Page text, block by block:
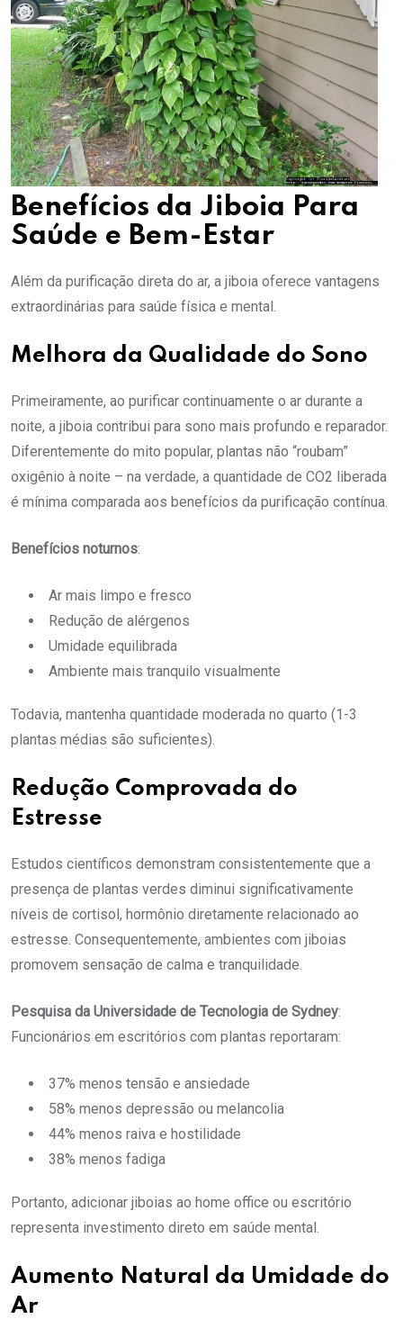
Benefícios da Jiboia Para
Saúde e Bem-Estar
Além da purificação direta do ar, a jiboia oferece vantagens
extraordinárias para saúde física e mental.
Melhora da Qualidade do Sono
Primeiramente, ao purificar continuamente o ar durante a
noite, a jiboia contribui para sono mais profundo e reparador.
Diferentemente do mito popular, plantas não “roubam”
oxigênio à noite – na verdade, a quantidade de CO2 liberada
é mínima comparada aos benefícios da purificação contínua.
Benefícios noturnos:
Ar mais limpo e fresco
Redução de alérgenos
Umidade equilibrada
Ambiente mais tranquilo visualmente
Todavia, mantenha quantidade moderada no quarto (1-3
plantas médias são suficientes).
Redução Comprovada do
Estresse
Estudos científicos demonstram consistentemente que a
presença de plantas verdes diminui significativamente
níveis de cortisol, hormônio diretamente relacionado ao
estresse. Consequentemente, ambientes com jiboias
promovem sensação de calma e tranquilidade.
Pesquisa da Universidade de Tecnologia de Sydney:
Funcionários em escritórios com plantas reportaram:
37% menos tensão e ansiedade
58% menos depressão ou melancolia
44% menos raiva e hostilidade
38% menos fadiga
Portanto, adicionar jiboias ao home office ou escritório
representa investimento direto em saúde mental.
Aumento Natural da Umidade do
Ar